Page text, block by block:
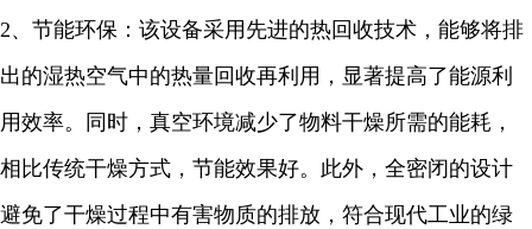
2、节能环保：该设备采用先进的热回收技术，能够将排
出的湿热空气中的热量回收再利用，显著提高了能源利
用效率。同时，真空环境减少了物料干燥所需的能耗，
相比传统干燥方式，节能效果好。此外，全密闭的设计
避免了干燥过程中有害物质的排放，符合现代工业的绿